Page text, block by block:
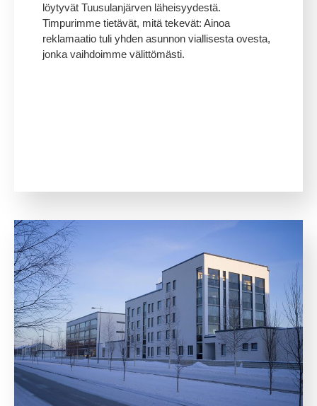
löytyvät Tuusulanjärven läheisyydestä.
Timpurimme tietävät, mitä tekevät: Ainoa
reklamaatio tuli yhden asunnon viallisesta ovesta,
jonka vaihdoimme välittömästi.